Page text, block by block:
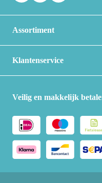
Assortiment
Klantenservice
Veilig en makkelijk